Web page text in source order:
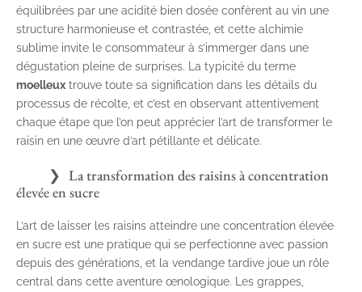
équilibrées par une acidité bien dosée confèrent au vin une
structure harmonieuse et contrastée, et cette alchimie
sublime invite le consommateur à s’immerger dans une
dégustation pleine de surprises. La typicité du terme
moelleux trouve toute sa signification dans les détails du
processus de récolte, et c’est en observant attentivement
chaque étape que l’on peut apprécier l’art de transformer le
raisin en une œuvre d’art pétillante et délicate.
La transformation des raisins à concentration
élevée en sucre
L’art de laisser les raisins atteindre une concentration élevée
en sucre est une pratique qui se perfectionne avec passion
depuis des générations, et la vendange tardive joue un rôle
central dans cette aventure œnologique. Les grappes,